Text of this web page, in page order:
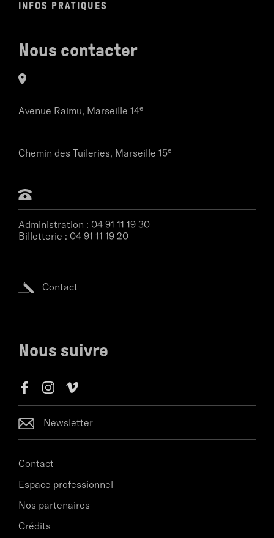
INFOS PRATIQUES
Nous contacter
Avenue Raimu, Marseille 14e
Chemin des Tuileries, Marseille 15e
Administration : 04 91 11 19 30
Billetterie : 04 91 11 19 20
Contact
Nous suivre
Newsletter
Contact
Espace professionnel
Nos partenaires
Crédits